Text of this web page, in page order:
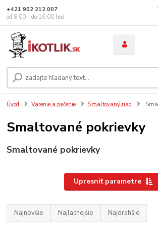
+421 902 212 007
od 8:00 - do 16:00 hod
Úvod Varenie a pečenie Smaltovaný riad
Smaltované pokrievky
Smaltované pokrievky
Upresniť parametre
Najnovšie Najlacnejšie Najdrahšie